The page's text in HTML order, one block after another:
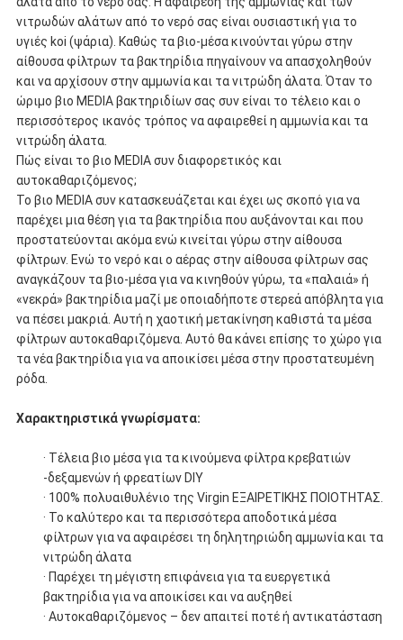
νιτρωδών αλάτων από το νερό σας είναι ουσιαστική για το
υγιές koi (ψάρια). Καθώς τα βιο-μέσα κινούνται γύρω στην
αίθουσα φίλτρων τα βακτηρίδια πηγαίνουν να απασχοληθούν
και να αρχίσουν στην αμμωνία και τα νιτρώδη άλατα. Όταν το
ώριμο βιο MEDIA βακτηριδίων σας συν είναι το τέλειο και ο
περισσότερος ικανός τρόπος να αφαιρεθεί η αμμωνία και τα
νιτρώδη άλατα.
Πώς είναι το βιο MEDIA συν διαφορετικός και
αυτοκαθαριζόμενος;
Το βιο MEDIA συν κατασκευάζεται και έχει ως σκοπό για να
παρέχει μια θέση για τα βακτηρίδια που αυξάνονται και που
προστατεύονται ακόμα ενώ κινείται γύρω στην αίθουσα
φίλτρων. Ενώ το νερό και ο αέρας στην αίθουσα φίλτρων σας
αναγκάζουν τα βιο-μέσα για να κινηθούν γύρω, τα «παλαιά» ή
«νεκρά» βακτηρίδια μαζί με οποιαδήποτε στερεά απόβλητα για
να πέσει μακριά. Αυτή η χαοτική μετακίνηση καθιστά τα μέσα
φίλτρων αυτοκαθαριζόμενα. Αυτό θα κάνει επίσης το χώρο για
τα νέα βακτηρίδια για να αποικίσει μέσα στην προστατευμένη
ρόδα.
Χαρακτηριστικά γνωρίσματα:
· Τέλεια βιο μέσα για τα κινούμενα φίλτρα κρεβατιών
-δεξαμενών ή φρεατίων DIY
· 100% πολυαιθυλένιο της Virgin ΕΞΑΙΡΕΤΙΚΗΣ ΠΟΙΟΤΗΤΑΣ.
· Το καλύτερο και τα περισσότερα αποδοτικά μέσα
φίλτρων για να αφαιρέσει τη δηλητηριώδη αμμωνία και τα
νιτρώδη άλατα
· Παρέχει τη μέγιστη επιφάνεια για τα ευεργετικά
βακτηρίδια για να αποικίσει και να αυξηθεί
· Αυτοκαθαριζόμενος – δεν απαιτεί ποτέ ή αντικατάσταση